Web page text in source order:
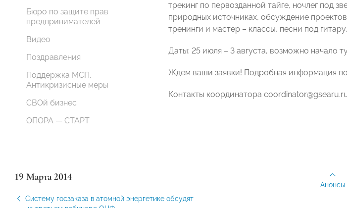
Бюро по защите прав
предпринимателей
Видео
Поздравления
Поддержка МСП.
Антикризисные меры
СВОй бизнес
ОПОРА — СТАРТ
трекинг по первозданной тайге, ночлег под
природных источниках, обсуждение
тренинги и мастер – классы, песни под
Даты: 25 июля – 3 августа, возможно начало
Ждем ваши заявки! Подробная информация по
Контакты координатора
19 Марта 2014
Систему госзаказа в атомной энергетике обсудят
Анонсы